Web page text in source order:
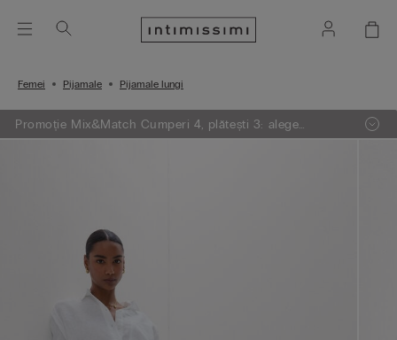
Femei Pijamale Pijamale lungi
Promoție Mix&Match Cumperi 4, plătești 3: alege
articolele preferate din tricotaje, pijamale și furouri,